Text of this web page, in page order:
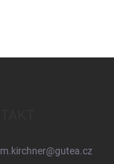
m.kirchner@gutea.cz